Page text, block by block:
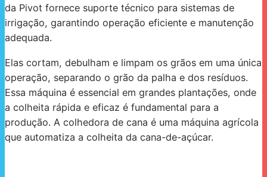
da Pivot fornece suporte técnico para sistemas de
irrigação, garantindo operação eficiente e manutenção
adequada.
Elas cortam, debulham e limpam os grãos em uma única
operação, separando o grão da palha e dos resíduos.
Essa máquina é essencial em grandes plantações, onde
a colheita rápida e eficaz é fundamental para a
produção. A colhedora de cana é uma máquina agrícola
que automatiza a colheita da cana-de-açúcar.